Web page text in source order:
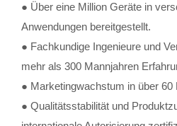
● Über eine Million Geräte in
Anwendungen bereitgestellt.
● Fachkundige Ingenieure und
mehr als 300 Mannjahren
● Marketingwachstum in über 60
● Qualitätsstabilität und